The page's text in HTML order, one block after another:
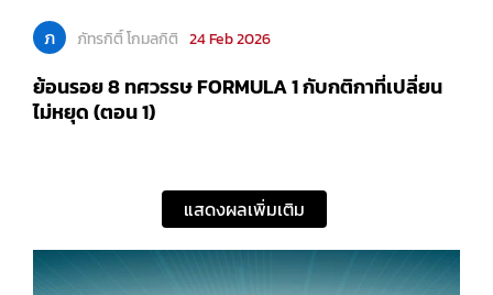
ภ ภัทรกิติ์ โกมลกิติ 24 Feb 2026
ย้อนรอย 8 ทศวรรษ FORMULA 1 กับกติกาที่เปลี่ยน
ไม่หยุด (ตอน 1)
แสดงผลเพิ่มเติม